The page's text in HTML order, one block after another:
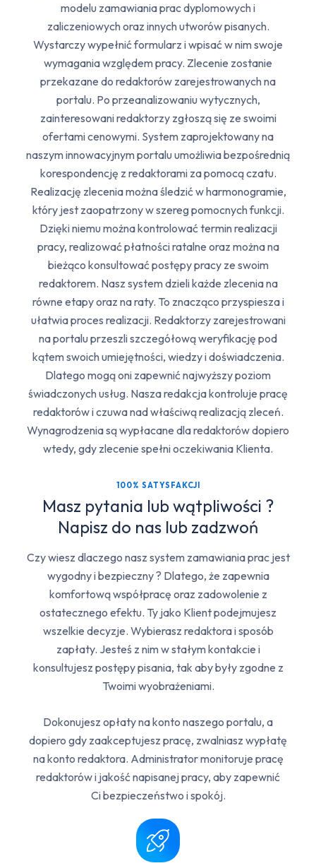
modelu zamawiania prac dyplomowych i
zaliczeniowych oraz innych utworów pisanych.
Wystarczy wypełnić formularz i wpisać w nim swoje
wymagania względem pracy. Zlecenie zostanie
przekazane do redaktorów zarejestrowanych na
portalu. Po przeanalizowaniu wytycznych,
zainteresowani redaktorzy zgłoszą się ze swoimi
ofertami cenowymi. System zaprojektowany na
naszym innowacyjnym portalu umożliwia bezpośrednią
korespondencję z redaktorami za pomocą czatu.
Realizację zlecenia można śledzić w harmonogramie,
który jest zaopatrzony w szereg pomocnych funkcji.
Dzięki niemu można kontrolować termin realizacji
pracy, realizować płatności ratalne oraz można na
bieżąco konsultować postępy pracy ze swoim
redaktorem. Nasz system dzieli każde zlecenia na
równe etapy oraz na raty. To znacząco przyspiesza i
ułatwia proces realizacji. Redaktorzy zarejestrowani
na portalu przeszli szczegółową weryfikację pod
kątem swoich umiejętności, wiedzy i doświadczenia.
Dlatego mogą oni zapewnić najwyższy poziom
świadczonych usług. Nasza redakcja kontroluje pracę
redaktorów i czuwa nad właściwą realizacją zleceń.
Wynagrodzenia są wypłacane dla redaktorów dopiero
wtedy, gdy zlecenie spełni oczekiwania Klienta.
100% SATYSFAKCJI
Masz pytania lub wątpliwości ?
Napisz do nas lub zadzwoń
Czy wiesz dlaczego nasz system zamawiania prac jest
wygodny i bezpieczny ? Dlatego, że zapewnia
komfortową współpracę oraz zadowolenie z
ostatecznego efektu. Ty jako Klient podejmujesz
wszelkie decyzje. Wybierasz redaktora i sposób
zapłaty. Jesteś z nim w stałym kontakcie i
konsultujesz postępy pisania, tak aby były zgodne z
Twoimi wyobrażeniami.
Dokonujesz opłaty na konto naszego portalu, a
dopiero gdy zaakceptujesz pracę, zwalniasz wypłatę
na konto redaktora. Administrator monitoruje pracę
redaktorów i jakość napisanej pracy, aby zapewnić
Ci bezpieczeństwo i spokój.